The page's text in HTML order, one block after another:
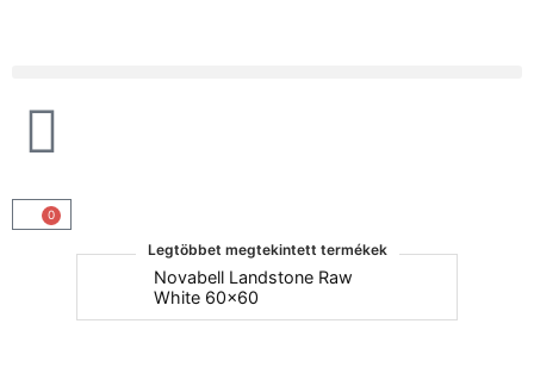
0
Legtöbbet megtekintett termékek
Novabell Landstone Raw
White 60x60